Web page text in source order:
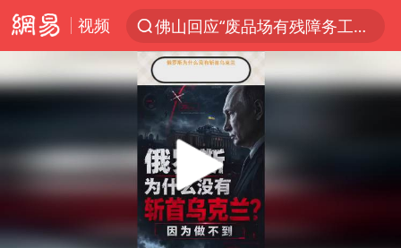
视频
佛山回应“废品场有残障务工人员”
服务提质，内需扩容有保障
李亚鹏向地铁吐血女孩捐99999元
美股收盘：道指再创历史新高
人贩子“梅姨”真名谢家梅
“老头乐”悬挂“蒙H好几个8”上路